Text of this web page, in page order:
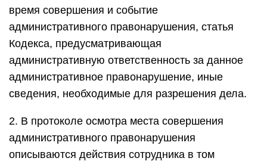
время совершения и событие
административного правонарушения, статья
Кодекса, предусматривающая
административную ответственность за данное
административное правонарушение, иные
сведения, необходимые для разрешения дела.
2. В протоколе осмотра места совершения
административного правонарушения
описываются действия сотрудника в том